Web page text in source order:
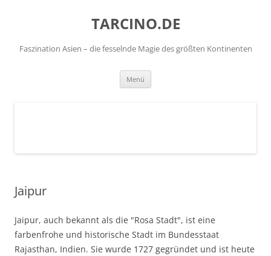
TARCINO.DE
Faszination Asien – die fesselnde Magie des größten Kontinenten
Menü
Jaipur
Jaipur, auch bekannt als die "Rosa Stadt", ist eine
farbenfrohe und historische Stadt im Bundesstaat
Rajasthan, Indien. Sie wurde 1727 gegründet und ist heute